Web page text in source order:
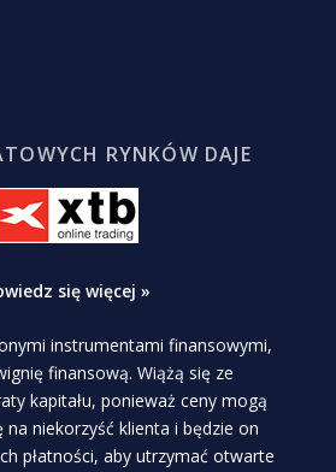
RYNKÓW DAJE
się więcej »
instrumentami finansowymi,
finansową. Wiążą się ze
kapitału, ponieważ ceny mogą
na niekorzyść klienta i będzie on
płatności, aby utrzymać otwarte